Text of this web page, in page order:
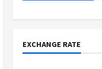
EXCHANGE RATE